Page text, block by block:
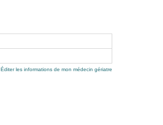
Éditer les informations de mon médecin gériatre